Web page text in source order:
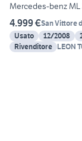
Mercedes-benz ML
4.999 €San Vittore
Usato
12/2008
Rivenditore LEON